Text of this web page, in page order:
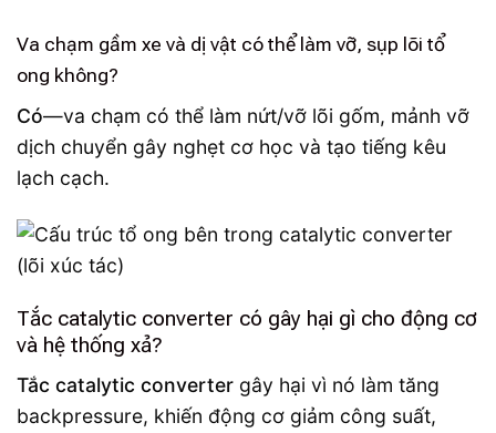
Va chạm gầm xe và dị vật có thể làm vỡ, sụp lõi tổ
ong không?
Có—va chạm có thể làm nứt/vỡ lõi gốm, mảnh vỡ
dịch chuyển gây nghẹt cơ học và tạo tiếng kêu
lạch cạch.
Tắc catalytic converter có gây hại gì cho động cơ
và hệ thống xả?
Tắc catalytic converter gây hại vì nó làm tăng
backpressure, khiến động cơ giảm công suất,